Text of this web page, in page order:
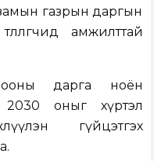
замын газрын даргын
амжилттай
дарга ноён
2030 оныг хүртэл
гүйцэтгэх